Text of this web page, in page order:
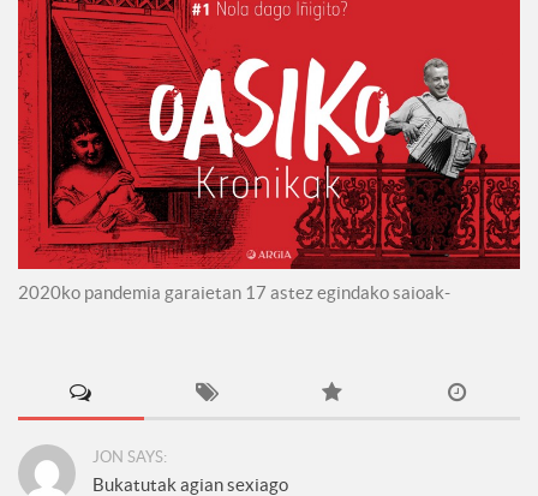
2020ko pandemia garaietan 17 astez egindako saioak-
JON SAYS:
Bukatutak agian sexiago